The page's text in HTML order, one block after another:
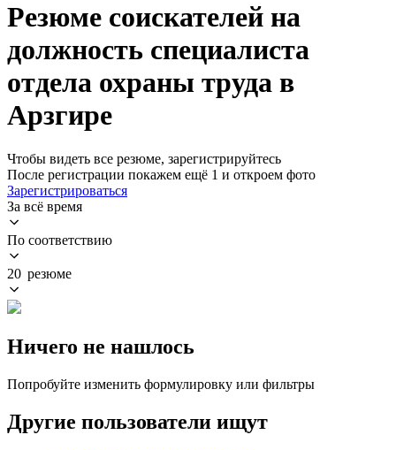
Резюме соискателей на
должность специалиста
отдела охраны труда в
Арзгире
Чтобы видеть все резюме, зарегистрируйтесь
После регистрации покажем ещё 1 и откроем фото
Зарегистрироваться
За всё время
По соответствию
20 резюме
Ничего не нашлось
Попробуйте изменить формулировку или фильтры
Другие пользователи ищут